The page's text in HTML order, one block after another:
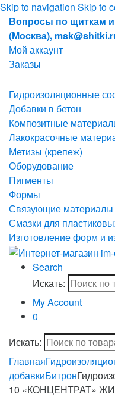
Skip to navigation Skip to
Вопросы по щиткам и
(Москва),
Мой аккаунт
Заказы
Гидроизоляционные
Добавки в бетон
Композитные
Лакокрасочные
Метизы (крепеж)
Оборудование
Пигменты
Формы
Связующие материалы
Смазки для
Изготовление форм и
Search
Искать:
My Account
0
Искать:
Главная
добавкиБитрон
10 «КОНЦЕНТРАТ»